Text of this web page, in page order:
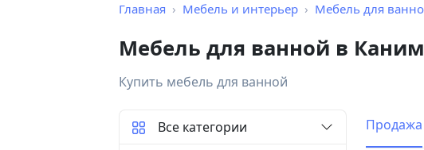
Главная Мебель и интерьер Мебель для
Мебель для ванной в
Купить мебель для ванной
Продажа
Все категории